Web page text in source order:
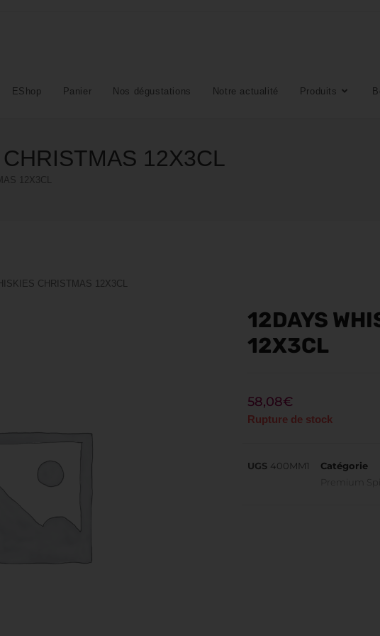
EShop Panier Nos dégustations Notre actualité Produits
12X3CL
12X3CL
CHRISTMAS 12X3CL
12DAYS
12X3CL
58,08€
Rupture de stock
UGS 400MM1
Catégorie
Premium